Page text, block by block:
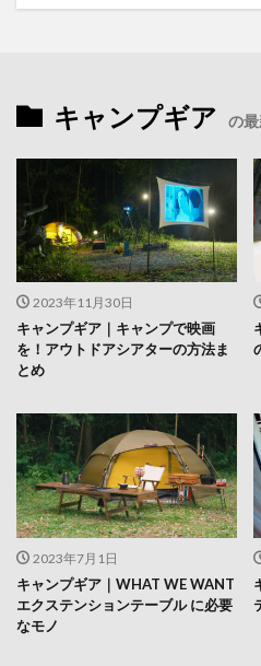
キャンプギア の
2023年11月30日
キャンプギア｜キャンプで映画
を！アウトドアシアターの方法ま
とめ
2023年7月1日
キャンプギア｜WHAT WE WANT
エクステンションテーブル に必要
なモノ